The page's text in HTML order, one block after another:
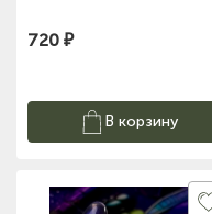
720 ₽
В корзину